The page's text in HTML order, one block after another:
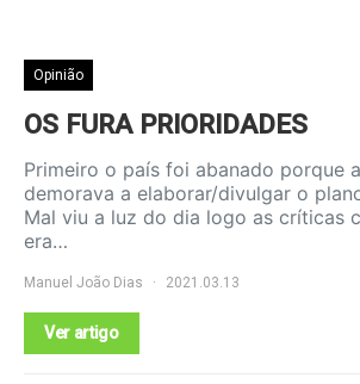
Opinião
OS FURA PRIORIDADES
Primeiro o país foi abanado porque
demorava a elaborar/divulgar o
Mal viu a luz do dia logo as críticas
era…
Manuel João Dias 2021.03.13
Ver artigo